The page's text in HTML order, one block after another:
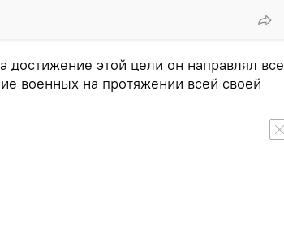
достижение этой цели он направлял все
военных на протяжении всей своей